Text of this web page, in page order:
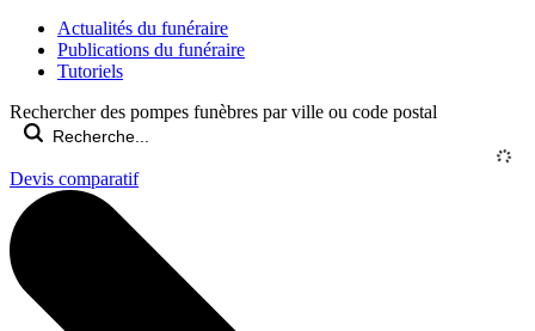
Actualités du funéraire
Publications du funéraire
Tutoriels
Rechercher des pompes funèbres par ville ou code postal
Devis comparatif